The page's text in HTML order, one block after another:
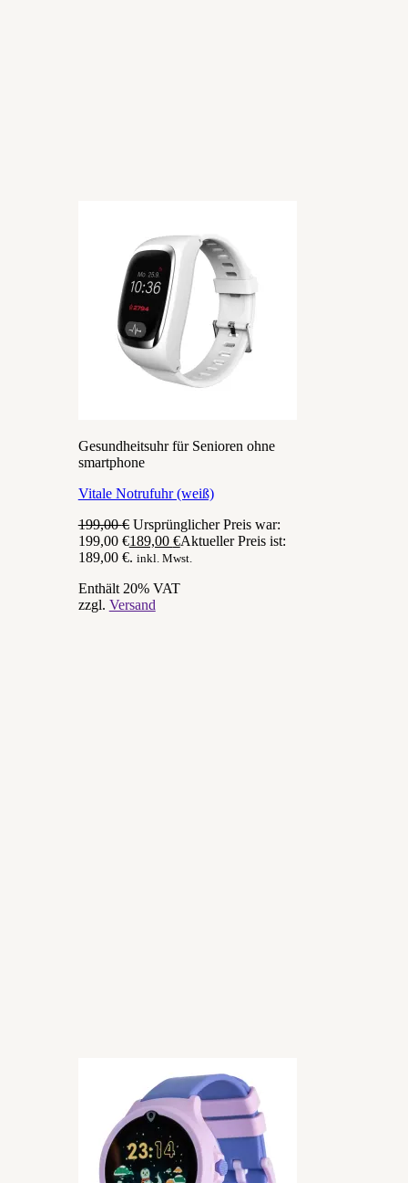
Gesundheitsuhr für Senioren ohne
smartphone
Vitale Notrufuhr (weiß)
199,00€ Ursprünglicher Preis war:
199,00 €189,00 €Aktueller Preis ist:
189,00 €. inkl. Mwst.
Enthält 20% VAT
zzgl. Versand